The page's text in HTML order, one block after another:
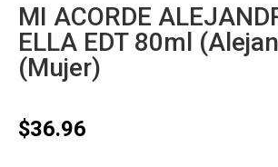
MI ACORDE
ELLA EDT 80ml
(Mujer)
$36.96